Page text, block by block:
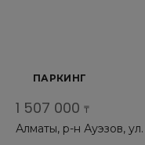
ПАРКИНГ
1 507 000 ₸
Алматы, р-н Ауэзов,